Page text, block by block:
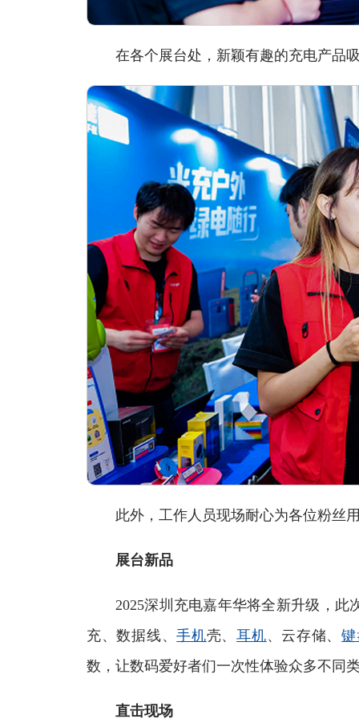
在各个展台处，新颖有趣的充电产品吸
此外，工作人员现场耐心为各位粉丝用
展台新品
2025深圳充电嘉年华将全新升级，此
充、数据线、手机壳、耳机、云存储、
数，让数码爱好者们一次性体验众多不同
直击现场